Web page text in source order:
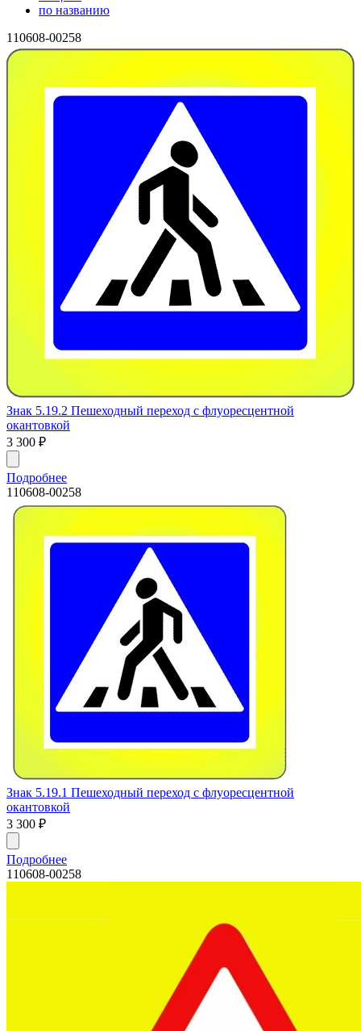
по названию
110608-00258
Знак 5.19.2 Пешеходный переход с флуоресцентной
окантовкой
3 300 ₽
Подробнее
110608-00258
Знак 5.19.1 Пешеходный переход с флуоресцентной
окантовкой
3 300 ₽
Подробнее
110608-00258